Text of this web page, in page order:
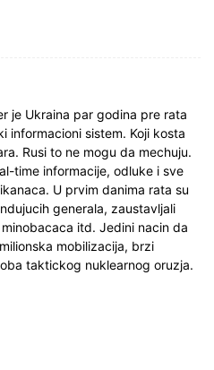
je Ukraina par godina pre rata
informacioni sistem. Koji kosta
Rusi to ne mogu da mechuju.
time informacije, odluke i sve
U prvim danima rata su
generala, zaustavljali
itd. Jedini nacin da
mobilizacija, brzi
taktickog nuklearnog oruzja.